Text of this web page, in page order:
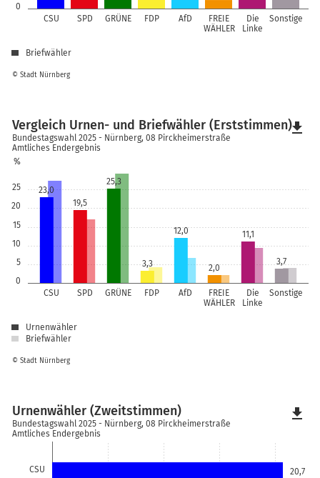
0
CSU SPD GRÜNE FDP AfD
FREIE
WÄHLER
Die
Linke
Sonstige
© Stadt Nürnberg
Briefwähler
0
5
10
15
20
25
%
CSU SPD GRÜNE FDP AfD
FREIE
WÄHLER
Die
Linke
Sonstige
23,0
19,5
25,3
3,3
12,0
2,0
11,1
3,7
© Stadt Nürnberg
Vergleich Urnen- und Briefwähler (Erststimmen)
Bundestagswahl 2025 - Nürnberg, 08 Pirckheimerstraße
Amtliches Endergebnis
Urnenwähler
Briefwähler
file_download
CSU 20,7
Urnenwähler (Zweitstimmen)
Bundestagswahl 2025 - Nürnberg, 08 Pirckheimerstraße
Amtliches Endergebnis
file_download